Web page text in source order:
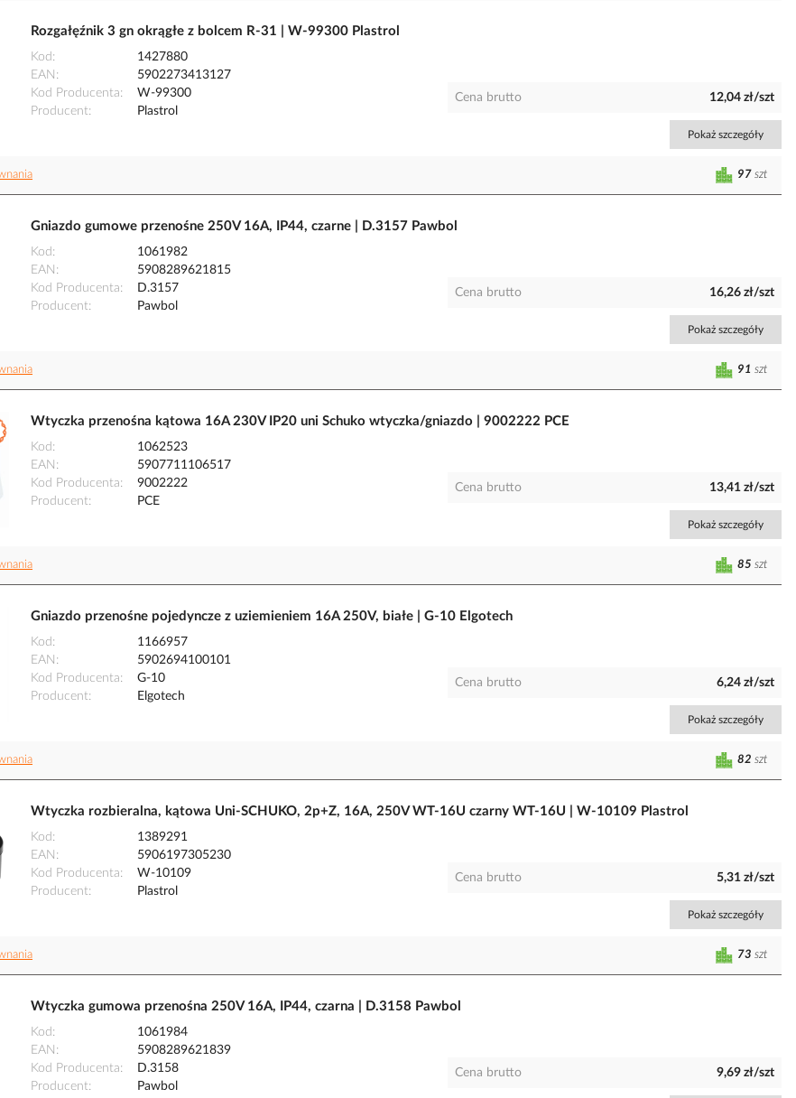
Rozgałęźnik 3 gn okrągłe z bolcem R-31 | W-99300 Plastrol
Kod
1427880
EAN
5902273413127
Kod Producenta
W-99300
Producent
Plastrol
Cena brutto 12,04 zł/szt
Pokaż szczegóły
97 szt
Gniazdo gumowe przenośne 250V 16A, IP44, czarne | D.3157 Pawbol
Kod
1061982
EAN
5908289621815
Kod Producenta
D.3157
Producent
Pawbol
Cena brutto 16,26 zł/szt
Pokaż szczegóły
91 szt
Wtyczka przenośna kątowa 16A 230V IP20 uni Schuko wtyczka/gniazdo | 9002222 PCE
Kod
1062523
EAN
5907711106517
Kod Producenta
9002222
Producent
PCE
Cena brutto 13,41 zł/szt
Pokaż szczegóły
85 szt
Gniazdo przenośne pojedyncze z uziemieniem 16A 250V, białe | G-10 Elgotech
Kod
1166957
EAN
5902694100101
Kod Producenta
G-10
Producent
Elgotech
Cena brutto 6,24 zł/szt
Pokaż szczegóły
82 szt
Wtyczka rozbieralna, kątowa Uni-SCHUKO, 2p+Z, 16A, 250V WT-16U czarny WT-16U | W-10109 Plastrol
Kod
1389291
EAN
5906197305230
Kod Producenta
W-10109
Producent
Plastrol
Cena brutto 5,31 zł/szt
Pokaż szczegóły
73 szt
Wtyczka gumowa przenośna 250V 16A, IP44, czarna | D.3158 Pawbol
Kod
1061984
EAN
5908289621839
Kod Producenta
D.3158
Producent
Pawbol
Cena brutto 9,69 zł/szt